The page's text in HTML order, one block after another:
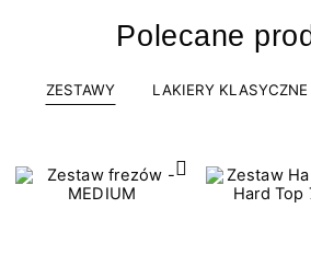
Polecane
ZESTAWY LAKIERY KLASYCZNE